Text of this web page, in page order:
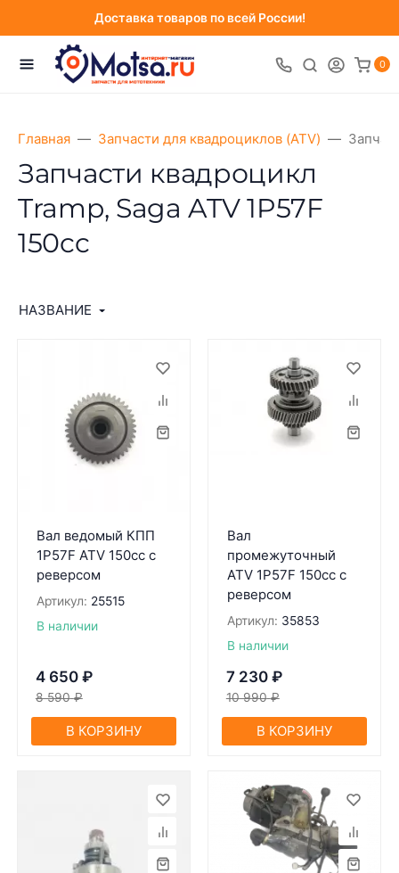
Доставка товаров по всей России!
0
Главная Запчасти для квадроциклов (ATV)
Запчасти квадроцикл
Tramp, Saga ATV 1P57F
150cc
НАЗВАНИЕ
Вал ведомый КПП
1P57F ATV 150cc c
реверсом
Артикул: 25515
В наличии
4 650 ₽
8 590 ₽
В КОРЗИНУ
Вал
промежуточный
ATV 1P57F 150cc c
реверсом
Артикул: 35853
В наличии
7 230 ₽
10 990 ₽
В КОРЗИНУ